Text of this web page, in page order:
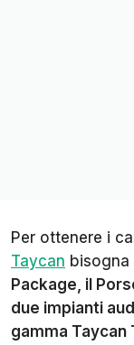
Per ottenere i
Taycan bisogna
Package, il
due impianti
gamma Taycan